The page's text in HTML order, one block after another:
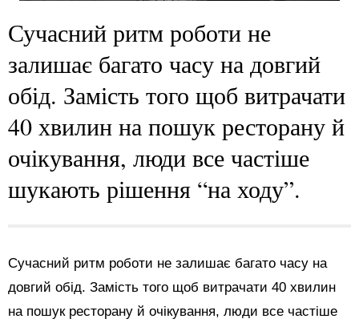
Сучасний ритм роботи не
залишає багато часу на довгий
обід. Замість того щоб витрачати
40 хвилин на пошук ресторану й
очікування, люди все частіше
шукають рішення “на ходу”.
Сучасний ритм роботи не залишає багато часу на
довгий обід. Замість того щоб витрачати 40 хвилин
на пошук ресторану й очікування, люди все частіше